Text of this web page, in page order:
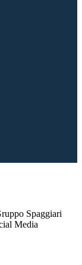
Spaggiari
Media